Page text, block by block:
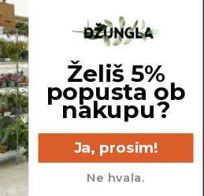
mi gnijejo in odpadajo
ko je moja zemlja precej
preveč zalil_a.
zemljo in mi porežeš
pa me presadi v
zračno zemljo.
obarvam
dovolj svetlobe, vode ali
Želiš 5%
popusta ob
nakupu?
Ja, prosim!
Ne hvala.